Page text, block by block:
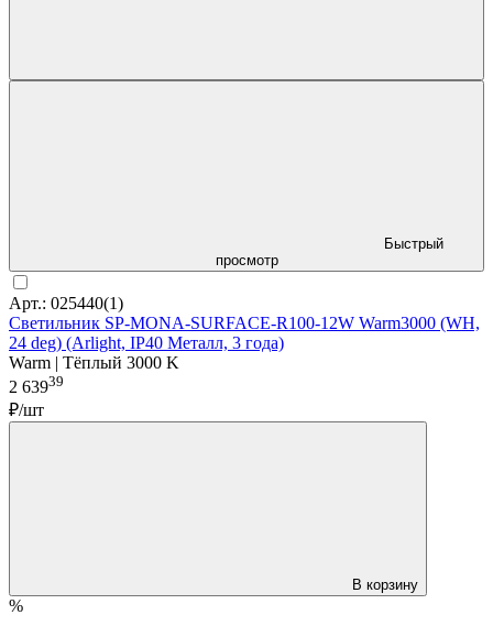
Быстрый
просмотр
Арт.: 025440(1)
Светильник SP-MONA-SURFACE-R100-12W Warm3000 (WH,
24 deg) (Arlight, IP40 Металл, 3 года)
Warm | Тёплый 3000 K
2 63939
₽/шт
В корзину
%